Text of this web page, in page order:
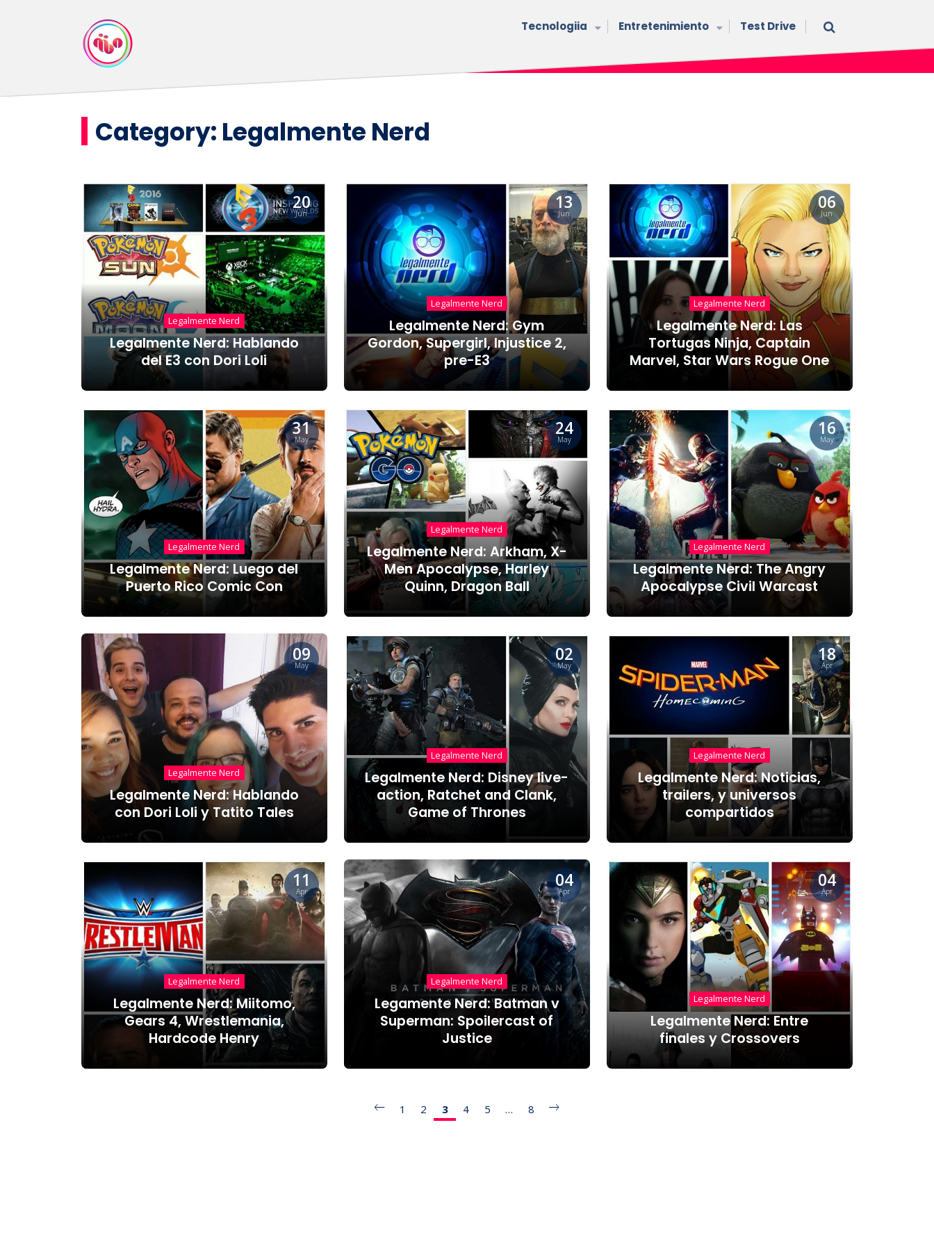
Tecnologiia Entretenimiento Test Drive
Category: Legalmente Nerd
20
Jun
Legalmente Nerd
Legalmente Nerd: Hablando
del E3 con Dori Loli
13
Jun
Legalmente Nerd
Legalmente Nerd: Gym
Gordon, Supergirl, Injustice 2,
pre-E3
06
Jun
Legalmente Nerd
Legalmente Nerd: Las
Tortugas Ninja, Captain
Marvel, Star Wars Rogue One
31
May
Legalmente Nerd
Legalmente Nerd: Luego del
Puerto Rico Comic Con
24
May
Legalmente Nerd
Legalmente Nerd: Arkham, X-
Men Apocalypse, Harley
Quinn, Dragon Ball
16
May
Legalmente Nerd
Legalmente Nerd: The Angry
Apocalypse Civil Warcast
09
May
Legalmente Nerd
Legalmente Nerd: Hablando
con Dori Loli y Tatito Tales
02
May
Legalmente Nerd
Legalmente Nerd: Disney live-
action, Ratchet and Clank,
Game of Thrones
18
Apr
Legalmente Nerd
Legalmente Nerd: Noticias,
trailers, y universos
compartidos
11
Apr
Legalmente Nerd
Legalmente Nerd: Miitomo,
Gears 4, Wrestlemania,
Hardcode Henry
04
Apr
Legalmente Nerd
Legamente Nerd: Batman v
Superman: Spoilercast of
Justice
04
Apr
Legalmente Nerd
Legalmente Nerd: Entre
finales y Crossovers
1 2 3 4 5 … 8